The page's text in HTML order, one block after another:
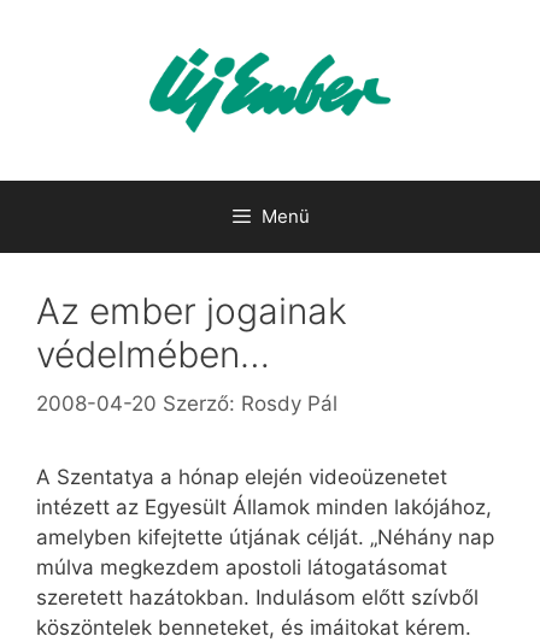
Menü
Az ember jogainak
védelmében…
2008-04-20 Szerző: Rosdy Pál
A Szentatya a hónap elején videoüzenetet
intézett az Egyesült Államok minden lakójához,
amelyben kifejtette útjának célját. „Néhány nap
múlva megkezdem apostoli látogatásomat
szeretett hazátokban. Indulásom előtt szívből
köszöntelek benneteket, és imáitokat kérem.